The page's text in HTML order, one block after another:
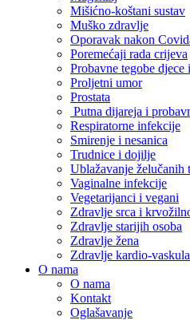
Mišićno-koštani sustav
Muško zdravlje
Oporavak nakon
Poremećaji rada crijeva
Probavne tegobe djece
Proljetni umor
Prostata
Putna dijareja i
Respiratorne infekcije
Smirenje i nesanica
Trudnice i dojilje
Ublažavanje želučanih
Vaginalne infekcije
Vegetarijanci i vegani
Zdravlje srca i
Zdravlje starijih osoba
Zdravlje žena
Zdravlje kardio-
O nama
O nama
Kontakt
Oglašavanje